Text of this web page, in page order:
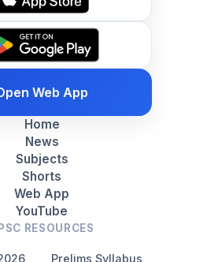
Web App
Home
News
Subjects
Shorts
Web App
YouTube
RESOURCES
Prelims Syllabus